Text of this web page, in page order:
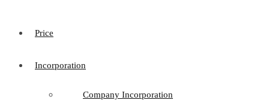
Price
Incorporation
Company Incorporation